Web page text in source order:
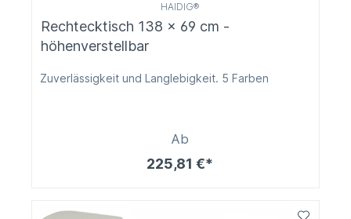
HAIDIG®
Rechtecktisch 138 x 69 cm -
höhenverstellbar
Zuverlässigkeit und Langlebigkeit. 5 Farben
Ab
225,81 €*